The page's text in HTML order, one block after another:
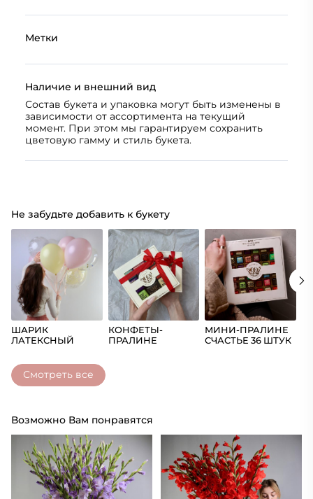
Метки
Наличие и внешний вид
Состав букета и упаковка могут быть изменены в
зависимости от ассортимента на текущий
момент. При этом мы гарантируем сохранить
цветовую гамму и стиль букета.
Не забудьте добавить к букету
ШАРИК
ЛАТЕКСНЫЙ
КОНФЕТЫ-
ПРАЛИНЕ
МИНИ-ПРАЛИНЕ
СЧАСТЬЕ 36 ШТУК
Смотреть все
Возможно Вам понравятся